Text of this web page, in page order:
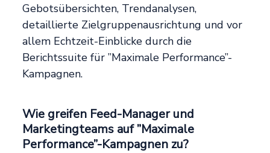
Gebotsübersichten, Trendanalysen,
detaillierte Zielgruppenausrichtung und vor
allem Echtzeit-Einblicke durch die
Berichtssuite für ”Maximale Performance”-
Kampagnen.
Wie greifen Feed-Manager und
Marketingteams auf ”Maximale
Performance”-Kampagnen zu?